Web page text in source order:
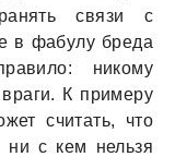
связи с
в фабулу бреда
никому
К примеру
считать, что
ни с кем нельзя